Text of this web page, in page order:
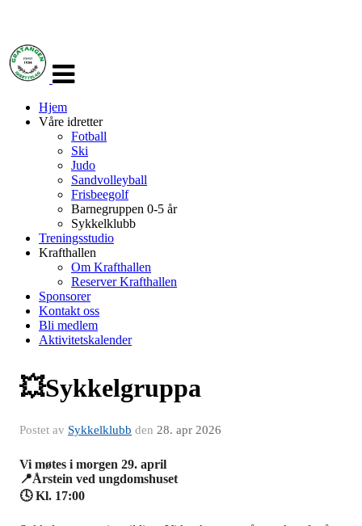
navigasjon
Hjem
Våre idretter
Fotball
Ski
Judo
Sandvolleyball
Frisbeegolf
Barnegruppen 0-5 år
Sykkelklubb
Treningsstudio
Krafthallen
Om Krafthallen
Reserver Krafthallen
Sponsorer
Kontakt oss
Bli medlem
Aktivitetskalender
💥Sykkelgruppa
Postet av Sykkelklubb den 28. apr 2026
Vi møtes i morgen 29. april
📍Årstein ved ungdomshuset
🕓 Kl. 17:00